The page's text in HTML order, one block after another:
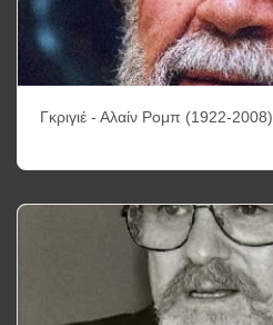
Γκριγιέ - Αλαίν Ρομπ (1922-2008)